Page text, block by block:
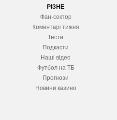
РІЗНЕ
Фан-сектор
Коментарі тижня
Тести
Подкасти
Наші відео
Футбол на ТБ
Прогнози
Новини казино